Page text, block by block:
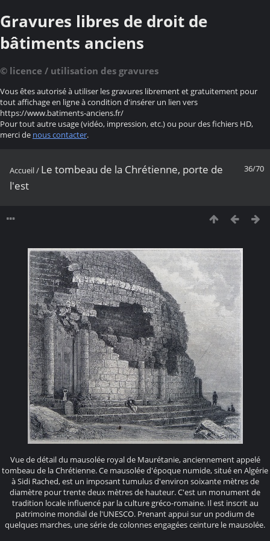
Gravures libres de droit de
bâtiments anciens
© licence / utilisation des gravures
Vous êtes autorisé à utiliser les gravures librement et gratuitement pour
tout affichage en ligne à condition d'insérer un lien vers
https://www.batiments-anciens.fr/
Pour tout autre usage (vidéo, impression, etc.) ou pour des fichiers HD,
merci de nous contacter.
36/70
Accueil/ Le tombeau de la Chrétienne, porte de
l'est
Vue de détail du mausolée royal de Maurétanie, anciennement appelé
tombeau de la Chrétienne. Ce mausolée d'époque numide, situé en Algérie
à Sidi Rached, est un imposant tumulus d'environ soixante mètres de
diamètre pour trente deux mètres de hauteur. C'est un monument de
tradition locale influencé par la culture gréco-romaine. Il est inscrit au
patrimoine mondial de l'UNESCO. Prenant appui sur un podium de
quelques marches, une série de colonnes engagées ceinture le mausolée.